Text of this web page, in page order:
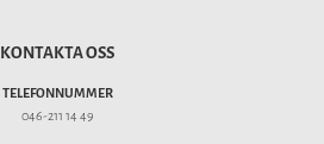
KONTAKTA OSS
TELEFONNUMMER
046-211 14 49